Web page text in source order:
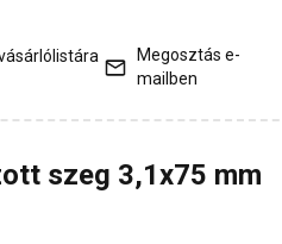
Megosztás e-
mailben
szeg 3,1x75 mm